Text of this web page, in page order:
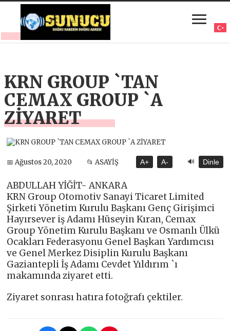
KRN GROUP `TAN
CEMAX GROUP `A
ZİYARET
📅 Ağustos 20, 2020 📂 ASAYİŞ A+ A- 🔊 Dinle
ABDULLAH YİĞİT- ANKARA
KRN Group Otomotiv Sanayi Ticaret Limited
Şirketi Yönetim Kurulu Başkanı Genç Girişimci
Hayırsever iş Adamı Hüseyin Kıran, Cemax
Group Yönetim Kurulu Başkanı ve Osmanlı Ülkü
Ocakları Federasyonu Genel Başkan Yardımcısı
ve Genel Merkez Disiplin Kurulu Başkanı
Gaziantepli İş Adamı Cevdet Yıldırım `ı
makamında ziyaret etti.
Ziyaret sonrası hatıra fotoğrafı çektiler.